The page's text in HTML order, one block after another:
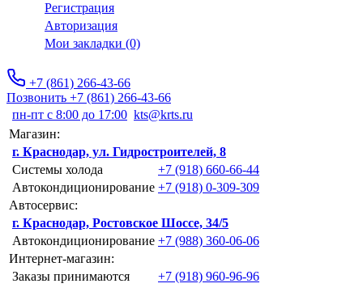
Регистрация
Авторизация
Мои закладки (0)
+7 (861) 266-43-66
Позвонить +7 (861) 266-43-66
пн-пт с 8:00 до 17:00 kts@krts.ru
Магазин:
г. Краснодар, ул. Гидростроителей, 8
Системы холода
+7 (918) 660-66-44
Автокондиционирование +7 (918) 0-309-309
Автосервис:
г. Краснодар, Ростовское Шоссе, 34/5
Автокондиционирование +7 (988) 360-06-06
Интернет-магазин:
Заказы принимаются
+7 (918) 960-96-96